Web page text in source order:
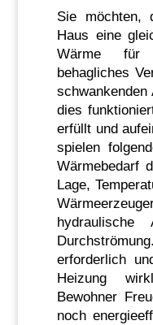
Sie möchten,
Haus eine
Wärme für
behagliches
schwankenden
dies
erfüllt und
spielen
Wärmebedarf
Lage,
hydraulische
erforderlich
Heizung
Bewohner
noch